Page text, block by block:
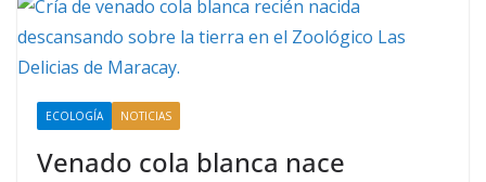
ECOLOGÍA NOTICIAS
Venado cola blanca nace